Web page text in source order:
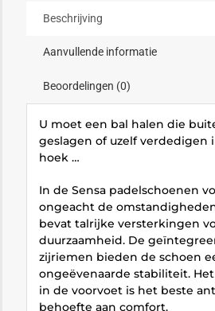
Beschrijving
Aanvullende informatie
Beoordelingen (0)
U moet een bal halen die
geslagen of uzelf verdedigen
hoek …
In de Sensa padelschoenen
ongeacht de
bevat talrijke versterkingen
duurzaamheid. De
zijriemen bieden de schoen
ongeëvenaarde stabiliteit.
in de voorvoet is het beste
behoefte aan comfort.